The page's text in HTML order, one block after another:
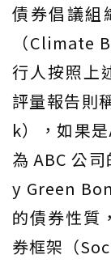
債券倡議組
（Climate
行人按照上
評量報告則
k），如果
為 ABC 公
y Green
的債券性質
券框架（